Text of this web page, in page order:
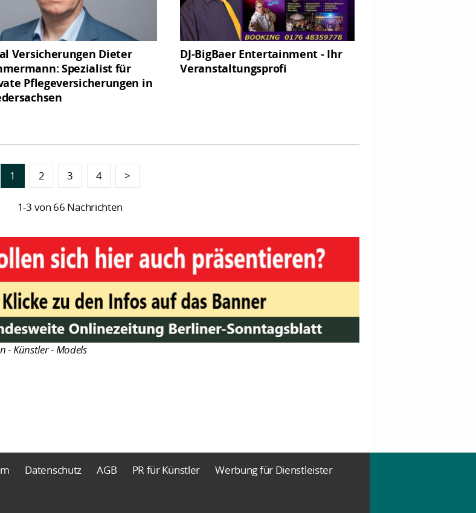
Versicherungen Dieter
Spezialist für
Pflegeversicherungen in
DJ-BigBaer Entertainment - Ihr
Veranstaltungsprofi
1 2 3 4 >
1-3 von 66 Nachrichten
- Künstler - Models
Datenschutz AGB PR für Künstler
Werbung für Dienstleister